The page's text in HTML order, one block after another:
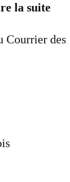
la suite
Courrier des